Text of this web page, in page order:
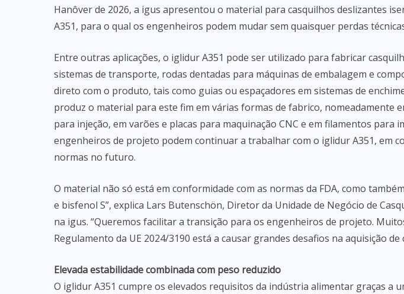
Hanôver de 2026, a igus apresentou o material para casquilhos deslizantes
A351, para o qual os engenheiros podem mudar sem quaisquer perdas
Entre outras aplicações, o iglidur A351 pode ser utilizado para fabricar
sistemas de transporte, rodas dentadas para máquinas de embalagem e
direto com o produto, tais como guias ou espaçadores em sistemas de
produz o material para este fim em várias formas de fabrico, nomeadamente
para injeção, em varões e placas para maquinação CNC e em filamentos para
engenheiros de projeto podem continuar a trabalhar com o iglidur A351, em
normas no futuro.
O material não só está em conformidade com as normas da FDA, como
e bisfenol S”, explica Lars Butenschön, Diretor da Unidade de Negócio de
na igus. “Queremos facilitar a transição para os engenheiros de projeto.
Regulamento da UE 2024/3190 está a causar grandes desafios na aquisição
Elevada estabilidade combinada com peso reduzido
O iglidur A351 cumpre os elevados requisitos da indústria alimentar graças a